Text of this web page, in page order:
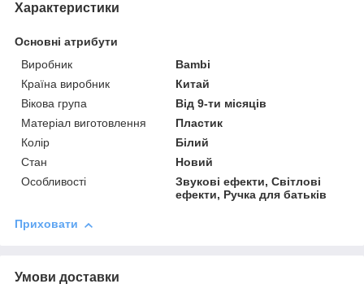
Характеристики
Основні атрибути
Виробник
Bambi
Країна виробник
Китай
Вікова група
Від 9-ти місяців
Матеріал виготовлення
Пластик
Колір
Білий
Стан
Новий
Особливості
Звукові ефекти, Світлові
ефекти, Ручка для батьків
Приховати
Умови доставки